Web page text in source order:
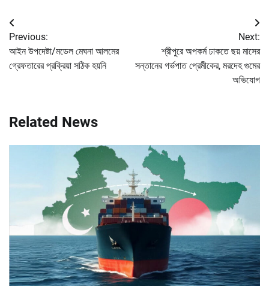
Post
navigation
Previous:
আইন উপদেষ্টা/মডেল মেঘনা আলমের
গ্রেফতারের প্রক্রিয়া সঠিক হয়নি
Next:
শ্রীপুরে অপকর্ম ঢাকতে ছয় মাসের
সন্তানের গর্ভপাত প্রেমীকের, মরদেহ গুমের
অভিযোগ
Related News